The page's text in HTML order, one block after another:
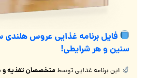
فایل برنامه غذایی عروس هلندی
سنین و هر شرایطی!
این برنامه غذایی توسطمتخصصان تغذیه و